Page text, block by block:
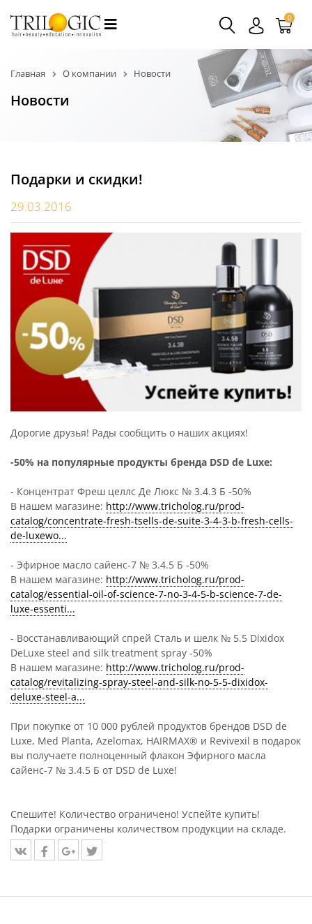
0
Главная О компании Новости
Новости
Подарки и скидки!
29.03.2016
Дорогие друзья! Рады сообщить о наших акциях!
-50% на популярные продукты бренда DSD de Luxe:
- Концентрат Фреш целлс Де Люкс № 3.4.3 Б -50%
В нашем магазине: http://www.tricholog.ru/prod-
catalog/concentrate-fresh-tsells-de-suite-3-4-3-b-fresh-cells-
de-luxewo...
- Эфирное масло сайенс-7 № 3.4.5 Б -50%
В нашем магазине: http://www.tricholog.ru/prod-
catalog/essential-oil-of-science-7-no-3-4-5-b-science-7-de-
luxe-essenti...
- Восстанавливающий спрей Сталь и шелк № 5.5 Dixidox
DeLuxe steel and silk treatment spray -50%
В нашем магазине: http://www.tricholog.ru/prod-
catalog/revitalizing-spray-steel-and-silk-no-5-5-dixidox-
deluxe-steel-a...
При покупке от 10 000 рублей продуктов брендов DSD de
Luxe, Med Planta, Azelomax, HAIRMAX® и Revivexil в подарок
вы получаете полноценный флакон Эфирного масла
сайенс-7 № 3.4.5 Б от DSD de Luxe!
Спешите! Количество ограничено! Успейте купить!
Подарки ограничены количеством продукции на складе.